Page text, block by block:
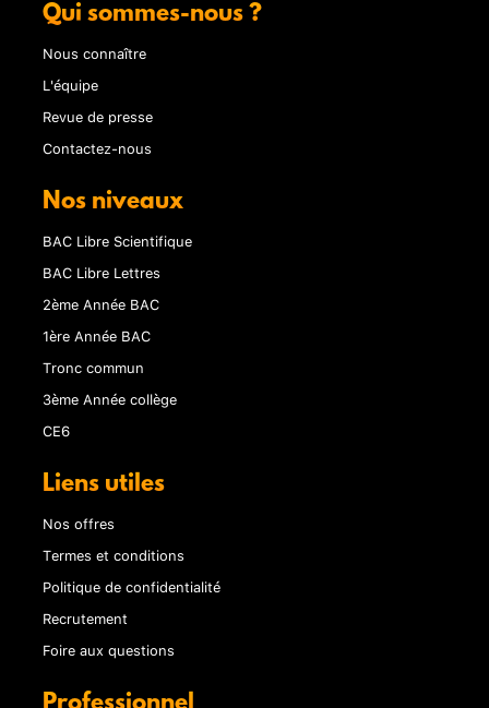
Qui sommes-nous ?
Nous connaître
L'équipe
Revue de presse
Contactez-nous
Nos niveaux
BAC Libre Scientifique
BAC Libre Lettres
2ème Année BAC
1ère Année BAC
Tronc commun
3ème Année collège
CE6
Liens utiles
Nos offres
Termes et conditions
Politique de confidentialité
Recrutement
Foire aux questions